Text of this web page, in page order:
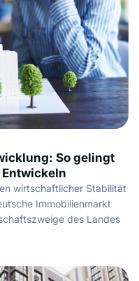
So gelingt
wirtschaftlicher Stabilität
Immobilienmarkt
des Landes